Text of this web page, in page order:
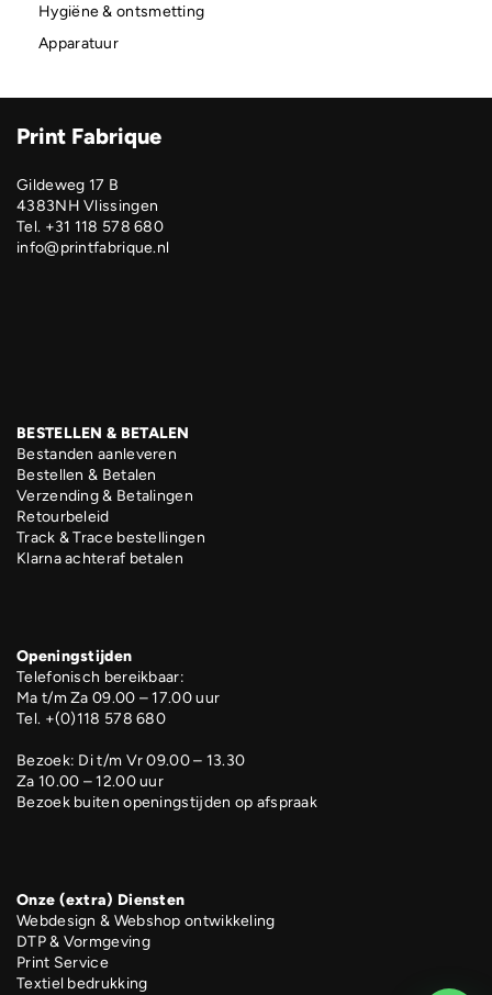
Hygiëne & ontsmetting
Apparatuur
Print Fabrique
Gildeweg 17 B
4383NH Vlissingen
Tel. +31 118 578 680
info@printfabrique.nl
BESTELLEN & BETALEN
Bestanden aanleveren
Bestellen & Betalen
Verzending & Betalingen
Retourbeleid
Track & Trace bestellingen
Klarna achteraf betalen
Openingstijden
Telefonisch bereikbaar:
Ma t/m Za 09.00 – 17.00 uur
Tel. +(0)118 578 680
Bezoek: Di t/m Vr 09.00 – 13.30
Za 10.00 – 12.00 uur
Bezoek buiten openingstijden op afspraak
Onze (extra) Diensten
Webdesign & Webshop ontwikkeling
DTP & Vormgeving
Print Service
Textiel bedrukking